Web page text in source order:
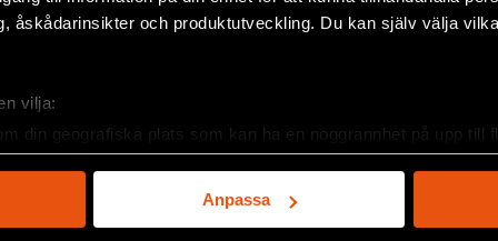
åskådarinsikter och produktutveckling. Du kan själv välja
vilja:
din geografiska plats som kan ha en noggrannhet på upp till
att aktivt skanna den för specifika kännetecken
uppgifter behandlas och ställ in dina preferenser i
Anpassa
3 gånger när forskare
haft helt fel